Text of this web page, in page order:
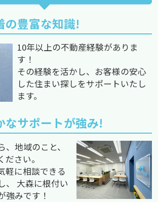
の豊富な知識!
10年以上の不動産経験がありま
す！
その経験を活かし、お客様の安心
した住まい探しをサポートいたし
ます。
なサポートが強み!
地域のこと、
さい。
軽に相談できる
、 大森に根付い
強みです！